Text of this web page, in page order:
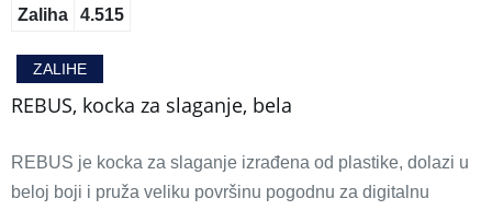
Zaliha 4.515
ZALIHE
REBUS, kocka za slaganje, bela
REBUS je kocka za slaganje izrađena od plastike, dolazi u
beloj boji i pruža veliku površinu pogodnu za digitalnu